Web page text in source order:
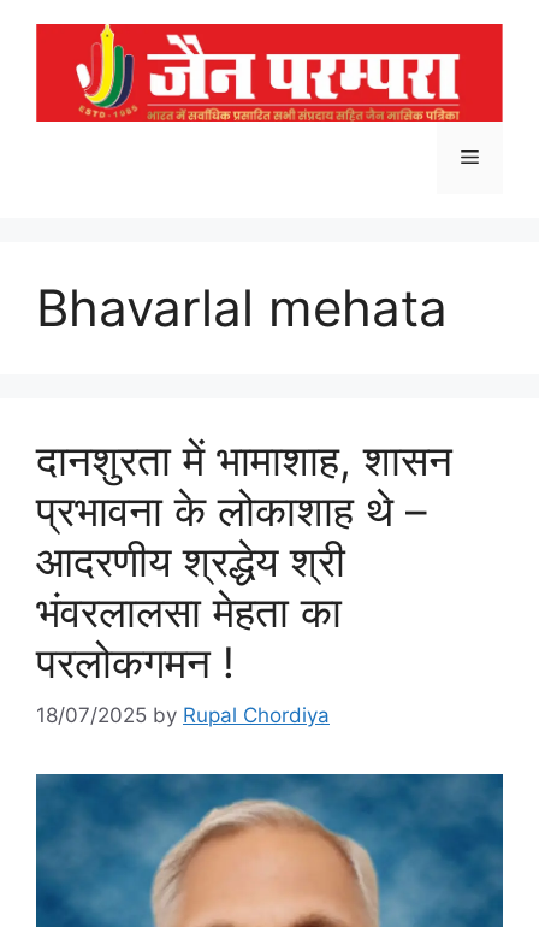
Menu
Bhavarlal mehata
दानशुरता में भामाशाह, शासन
प्रभावना के लोकाशाह थे –
आदरणीय श्रद्धेय श्री
भंवरलालसा मेहता का
परलोकगमन !
18/07/2025 by Rupal Chordiya